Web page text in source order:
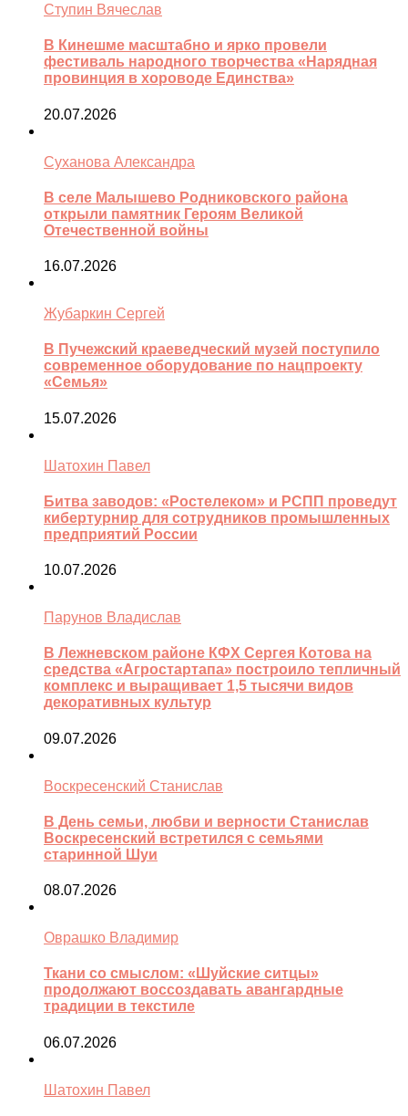
Ступин Вячеслав
В Кинешме масштабно и ярко провели
фестиваль народного творчества «Нарядная
провинция в хороводе Единства»
20.07.2026
Суханова Александра
В селе Малышево Родниковского района
открыли памятник Героям Великой
Отечественной войны
16.07.2026
Жубаркин Сергей
В Пучежский краеведческий музей поступило
современное оборудование по нацпроекту
«Семья»
15.07.2026
Шатохин Павел
Битва заводов: «Ростелеком» и РСПП проведут
кибертурнир для сотрудников промышленных
предприятий России
10.07.2026
Парунов Владислав
В Лежневском районе КФХ Сергея Котова на
средства «Агростартапа» построило тепличный
комплекс и выращивает 1,5 тысячи видов
декоративных культур
09.07.2026
Воскресенский Станислав
В День семьи, любви и верности Станислав
Воскресенский встретился с семьями
старинной Шуи
08.07.2026
Оврашко Владимир
Ткани со смыслом: «Шуйские ситцы»
продолжают воссоздавать авангардные
традиции в текстиле
06.07.2026
Шатохин Павел